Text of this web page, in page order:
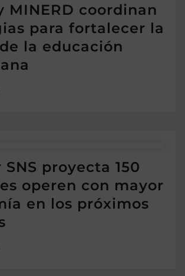
MINERD coordinan
para fortalecer la
la educación
proyecta 150
operen con mayor
en los próximos